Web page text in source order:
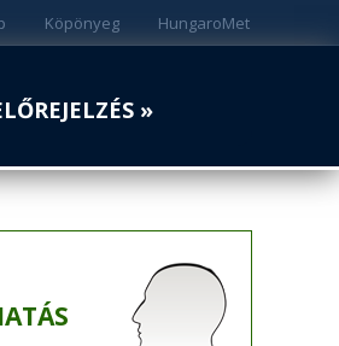
HungaroMet
Köpönyeg
»